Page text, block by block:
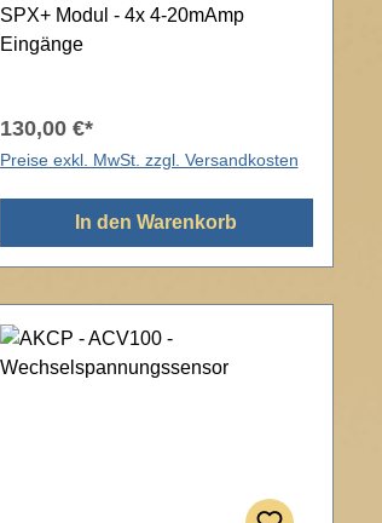
SPX+ Modul - 4x 4-20mAmp
Eingänge
130,00 €*
Preise exkl. MwSt. zzgl. Versandkosten
In den Warenkorb